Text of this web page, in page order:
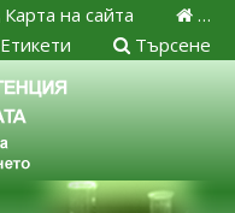
…
Карта на сайта
Търсене
Етикети